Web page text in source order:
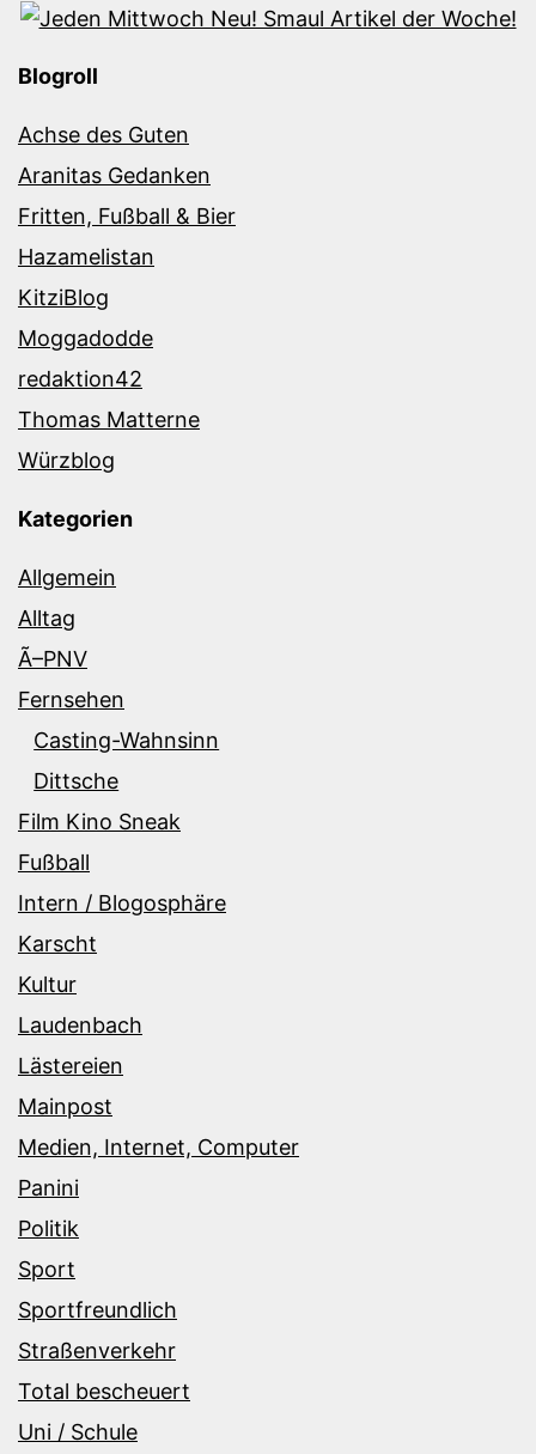
Blogroll
Achse des Guten
Aranitas Gedanken
Fritten, Fußball & Bier
Hazamelistan
KitziBlog
Moggadodde
redaktion42
Thomas Matterne
Würzblog
Kategorien
Allgemein
Alltag
Ã–PNV
Fernsehen
Casting-Wahnsinn
Dittsche
Film Kino Sneak
Fußball
Intern / Blogosphäre
Karscht
Kultur
Laudenbach
Lästereien
Mainpost
Medien, Internet, Computer
Panini
Politik
Sport
Sportfreundlich
Straßenverkehr
Total bescheuert
Uni / Schule